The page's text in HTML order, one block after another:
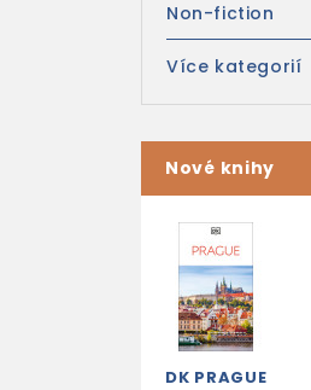
Non-fiction
Více kategorií
Nové knihy
DK PRAGUE